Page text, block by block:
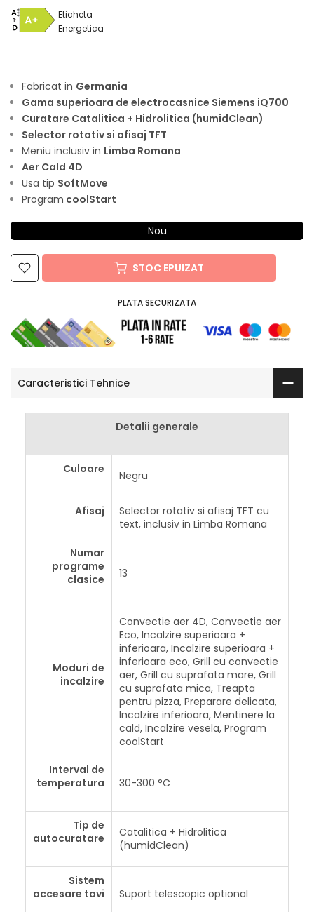
Eticheta
Energetica
Fabricat in Germania
Gama superioara de electrocasnice Siemens iQ700
Curatare Catalitica + Hidrolitica (humidClean)
Selector rotativ si afisaj TFT
Meniu inclusiv in Limba Romana
Aer Cald 4D
Usa tip SoftMove
Program coolStart
Nou
STOC EPUIZAT
PLATA SECURIZATA
Caracteristici Tehnice
Detalii generale
Culoare Negru
Afisaj
Selector rotativ si afisaj TFT cu
text, inclusiv in Limba Romana
Numar
programe
clasice
13
Moduri de
incalzire
Convectie aer 4D, Convectie aer
Eco, Incalzire superioara +
inferioara, Incalzire superioara +
inferioara eco, Grill cu convectie
aer, Grill cu suprafata mare, Grill
cu suprafata mica, Treapta
pentru pizza, Preparare delicata,
Incalzire inferioara, Mentinere la
cald, Incalzire vesela, Program
coolStart
Interval de
temperatura
30-300 °C
Tip de
autocuratare
Catalitica + Hidrolitica
(humidClean)
Sistem
accesare tavi
Suport telescopic optional